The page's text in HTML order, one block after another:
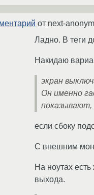
от next-
Ладно. В теги
Накидаю
экран
Он именно
показывают,
если сбоку
С внешним
На ноутах
выхода.